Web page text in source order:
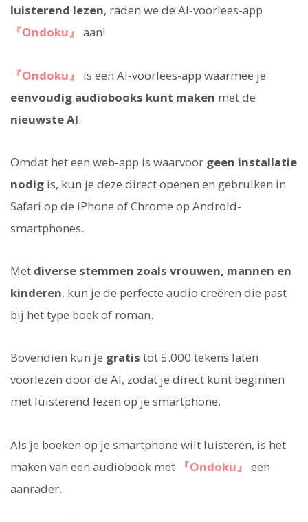
luisterend lezen, raden we de AI-voorlees-app
『Ondoku』 aan!
『Ondoku』
is een AI-voorlees-app waarmee je
eenvoudig audiobooks kunt maken met de
nieuwste AI.
Omdat het een web-app is waarvoor geen installatie
nodig is, kun je deze direct openen en gebruiken in
Safari op de iPhone of Chrome op Android-
smartphones.
Met diverse stemmen zoals vrouwen, mannen en
kinderen, kun je de perfecte audio creëren die past
bij het type boek of roman.
Bovendien kun je gratis tot 5.000 tekens laten
voorlezen door de AI, zodat je direct kunt beginnen
met luisterend lezen op je smartphone.
Als je boeken op je smartphone wilt luisteren, is het
maken van een audiobook met
『Ondoku』 een
aanrader.